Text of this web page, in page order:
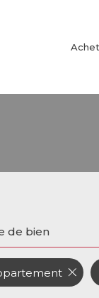
Tous
de bien